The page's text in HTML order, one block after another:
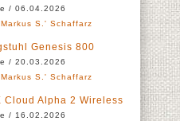
/ 06.04.2026
S.' Schaffarz
Genesis 800
/ 20.03.2026
S.' Schaffarz
Cloud Alpha 2 Wireless
/ 16.02.2026